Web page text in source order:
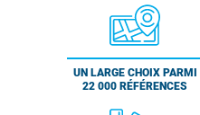
UN LARGE CHOIX PARMI
22 000 RÉFÉRENCES